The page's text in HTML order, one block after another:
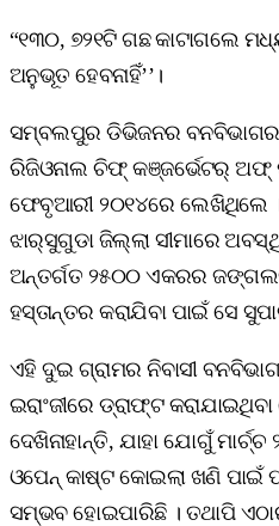
“୧୩୦, ୭୨୧ଟି ଗଛ କାଟାଗଲେ
ଅନୁଭୂତ ହେବନାହିଁ’’।
ସମ୍ବଲପୁର ଡିଭିଜନର ବନବିଭାଗର
ରିଜିଓନାଲ ଚିଫ୍‌ କଞ୍ଜର୍ଭେଟର୍‌
ଫେବୃଆରୀ ୨୦୧୪ରେ ଲେଖିଥିଲେ
ଝାର୍‌ସୁଗୁଡା ଜିଲ୍ଲା ସୀମାରେ
ଅନ୍ତର୍ଗତ ୨୫୦୦ ଏକରର
ହସ୍ତାନ୍ତର କରାଯିବା ପାଇଁ ସେ
ଏହି ଦୁଇ ଗ୍ରାମର ନିବାସୀ
ଇରାଂଜୀରେ ଡ୍ରାଫ୍ଟ
ଦେଖିନାହାନ୍ତି, ଯାହା ଯୋଗୁଁ
ଓପେନ୍‌ କାଷ୍ଟ କୋଇଲା ଖଣି ପାଇଁ
ସମ୍ଭବ ହୋଇପାରିଛି । ତଥାପି